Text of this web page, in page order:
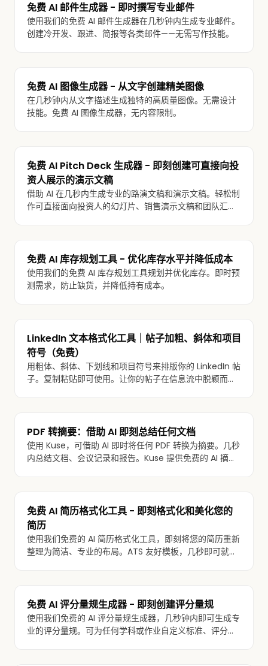
免费 AI 邮件生成器 - 即时撰写专业邮件
使用我们的免费 AI 邮件生成器在几秒钟内生成专业邮件。
创建冷开发、跟进、简报等各类邮件——无需写作技能。
免费 AI 图像生成器 - 从文字创建精美图像
在几秒钟内从文字描述生成独特的高质量图像。无需设计
技能。免费 AI 图像生成器，无内容限制。
免费 AI Pitch Deck 生成器 - 即刻创建可直接向投
资人展示的演示文稿
借助 AI 在几秒内生成专业的路演文稿和演示文稿。轻松制
作可直接面向投资人的幻灯片、销售演示文稿和团队汇
免费 AI 库存规划工具 - 优化库存水平并降低成本
使用我们的免费 AI 库存规划工具规划并优化库存。即时预
测需求，防止缺货，并降低持有成本。
LinkedIn 文本格式化工具｜帖子加粗、斜体和项目
符号（免费）
用粗体、斜体、下划线和项目符号来排版你的 LinkedIn 帖
子。复制粘贴即可使用。让你的帖子在信息流中脱颖而
PDF 转摘要：借助 AI 即刻总结任何文档
使用 Kuse，可借助 AI 即时将任何 PDF 转换为摘要。几秒
内总结文档、会议记录和报告。Kuse 提供免费的 AI 摘要
免费 AI 简历格式化工具 - 即刻格式化和美化您的
简历
使用我们免费的 AI 简历格式化工具，即刻将您的简历重新
整理为简洁、专业的布局。ATS 友好模板，几秒即可就
免费 AI 评分量规生成器 - 即刻创建评分量规
使用我们免费的 AI 评分量规生成器，几秒钟内即可生成专
业的评分量规。可为任何学科或作业自定义标准、评分等